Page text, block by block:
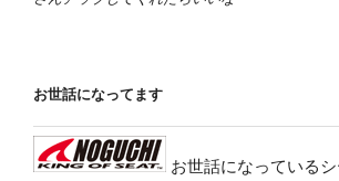
お世話になってます
お世話になっている